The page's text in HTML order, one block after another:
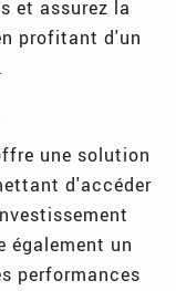
et assurez la
profitant d'un
une solution
d'accéder
également un
performances